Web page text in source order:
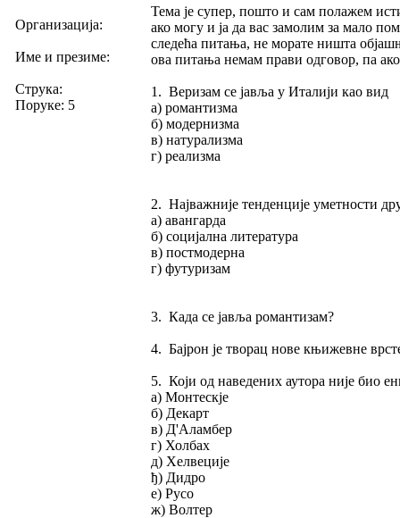
Организација:
Име и презиме:
Струка:
Поруке: 5
Тема је супер, пошто и сам полажем
ако могу и ја да вас замолим за мало
следећа питања, не морате ништа
ова питања немам прави одговор, па
1. Веризам се јавља у Италији као вид
а) романтизма
б) модернизма
в) натурализма
г) реализма
2. Најважније тенденције уметности
а) авангарда
б) социјална литература
в) постмодерна
г) футуризам
3. Када се јавља романтизам?
4. Бајрон је творац нове књижевне
5. Који од наведених аутора није био
а) Монтескје
б) Декарт
в) Д'Аламбер
г) Холбах
д) Хелвеције
ђ) Дидро
е) Русо
ж) Волтер